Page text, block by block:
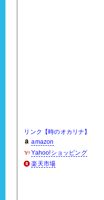
リンク【時のオカリナ】
amazon
Yahoo!ショッピング
楽天市場